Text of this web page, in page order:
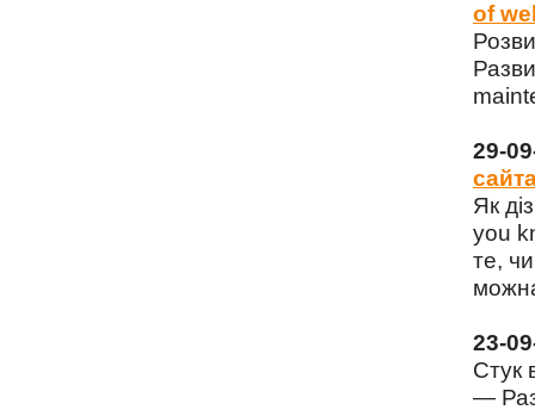
of
29-
Як
you
те,
23-
Стук
—